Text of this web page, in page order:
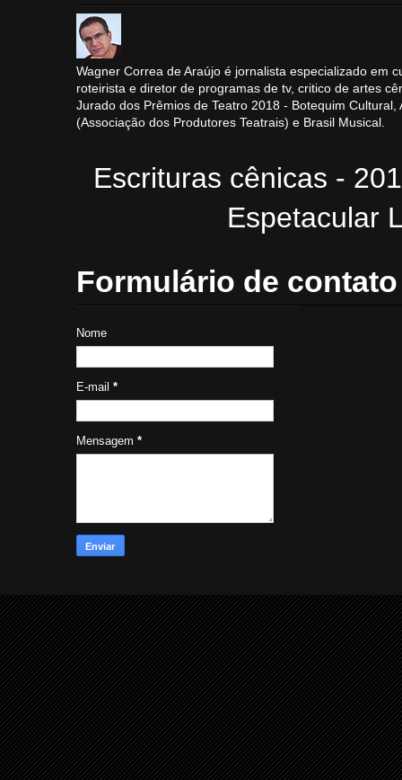
Wagner Correa de Araújo é jornalista especializado em
roteirista e diretor de programas de tv, critico de artes
Jurado dos Prêmios de Teatro 2018 - Botequim Cultural,
(Associação dos Produtores Teatrais) e Brasil Musical.
Escrituras cênicas -
Espetacular
Formulário de contato
Nome
E-mail *
Mensagem *